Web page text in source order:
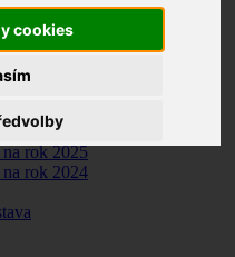
cookies
rok 2026
rok 2024
rok 2025
na rok 2026
rok 2025
na rok 2024